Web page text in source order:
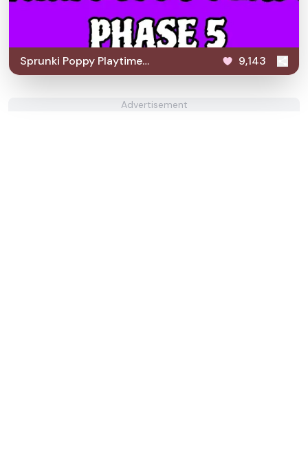
Sprunki Poppy Playtime
Phase 5
9,143
Advertisement